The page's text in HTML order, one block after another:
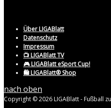
Über LIGABlatt
Datenschutz
Impressum
📺 LIGABlatt TV
🎮 LIGABlatt eSport Cup!
🛍️ LIGABlatt® Shop
nach oben
Copyright © 2026 LIGABlatt - Fußball